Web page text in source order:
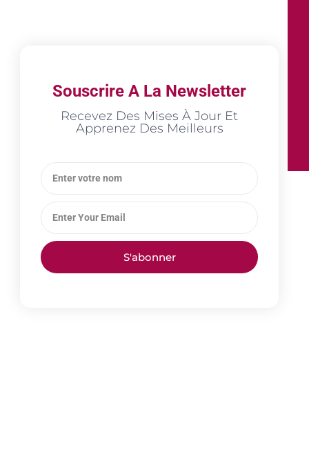
Souscrire A La Newsletter
Recevez Des Mises À Jour Et
Apprenez Des Meilleurs
S'abonner